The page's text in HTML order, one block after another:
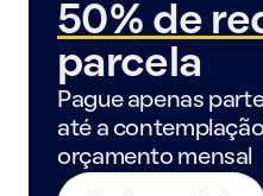
50% de
parcela
Pague apenas
até a
orçamento mensal